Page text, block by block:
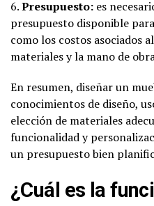
6.Presupuesto: es
presupuesto disponible
como los costos asociados
materiales y la mano de
En resumen, diseñar un
conocimientos de diseño,
elección de materiales
funcionalidad y
un presupuesto bien
¿Cuál es la